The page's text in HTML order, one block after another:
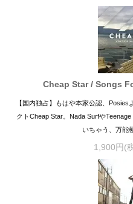
Cheap Star / Songs
【国内独占】もはや本家公認、
クトCheap Star。Nada Surfや
いちゃう、万能
1,900円(